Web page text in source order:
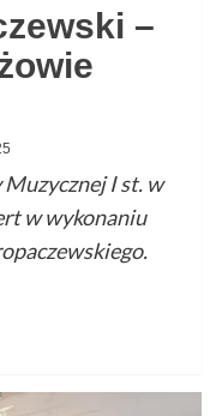
–
I st. w
w wykonaniu